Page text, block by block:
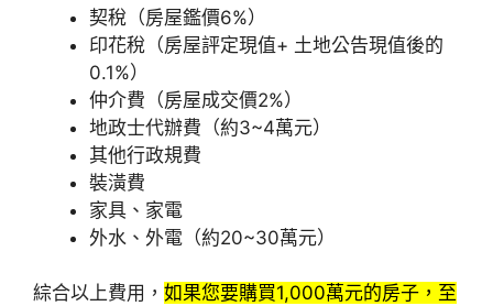
契稅（房屋鑑價6%）
印花稅（房屋評定現值+ 土地公告現值後的
0.1%）
仲介費（房屋成交價2%）
地政士代辦費（約3~4萬元）
其他行政規費
裝潢費
家具、家電
外水、外電（約20~30萬元）
綜合以上費用， 如果您要購買1,000萬元的房子，至